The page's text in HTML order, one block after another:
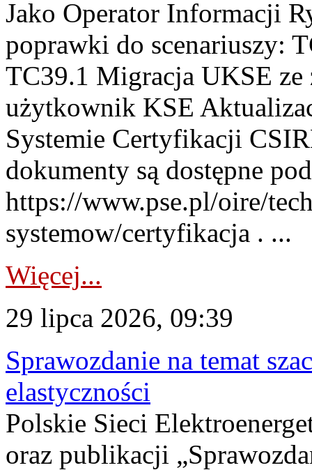
Jako Operator Informacji
poprawki do scenariuszy:
TC39.1 Migracja UKSE
użytkownik KSE
Systemie Certyfikacji
dokumenty są dostępne
https://www.pse.pl/oire/
systemow/certyfikacja . ...
Więcej...
29 lipca 2026, 09:39
Sprawozdanie na temat
elastyczności
Polskie Sieci
oraz publikacji